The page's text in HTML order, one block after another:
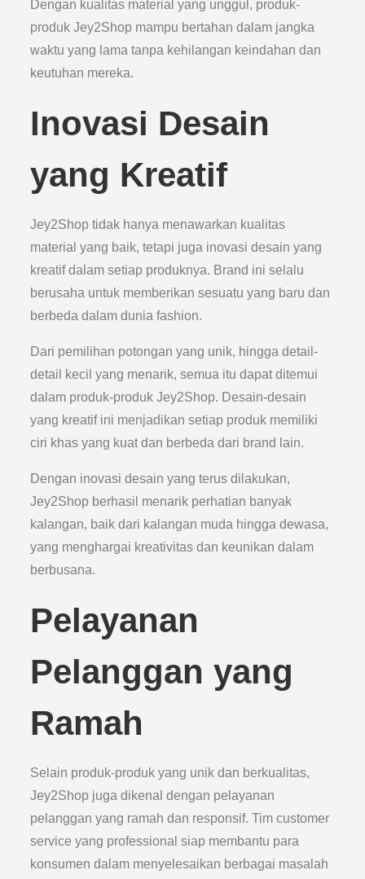
Dengan kualitas material yang unggul, produk-
produk Jey2Shop mampu bertahan dalam jangka
waktu yang lama tanpa kehilangan keindahan dan
keutuhan mereka.
Inovasi Desain
yang Kreatif
Jey2Shop tidak hanya menawarkan kualitas
material yang baik, tetapi juga inovasi desain yang
kreatif dalam setiap produknya. Brand ini selalu
berusaha untuk memberikan sesuatu yang baru dan
berbeda dalam dunia fashion.
Dari pemilihan potongan yang unik, hingga detail-
detail kecil yang menarik, semua itu dapat ditemui
dalam produk-produk Jey2Shop. Desain-desain
yang kreatif ini menjadikan setiap produk memiliki
ciri khas yang kuat dan berbeda dari brand lain.
Dengan inovasi desain yang terus dilakukan,
Jey2Shop berhasil menarik perhatian banyak
kalangan, baik dari kalangan muda hingga dewasa,
yang menghargai kreativitas dan keunikan dalam
berbusana.
Pelayanan
Pelanggan yang
Ramah
Selain produk-produk yang unik dan berkualitas,
Jey2Shop juga dikenal dengan pelayanan
pelanggan yang ramah dan responsif. Tim customer
service yang professional siap membantu para
konsumen dalam menyelesaikan berbagai masalah